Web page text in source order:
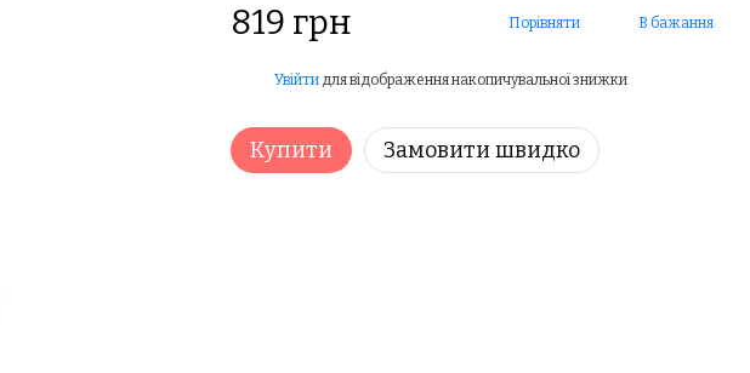
819 грн Порівняти В бажання
Увійти для відображення накопичувальної знижки
Купити Замовити швидко